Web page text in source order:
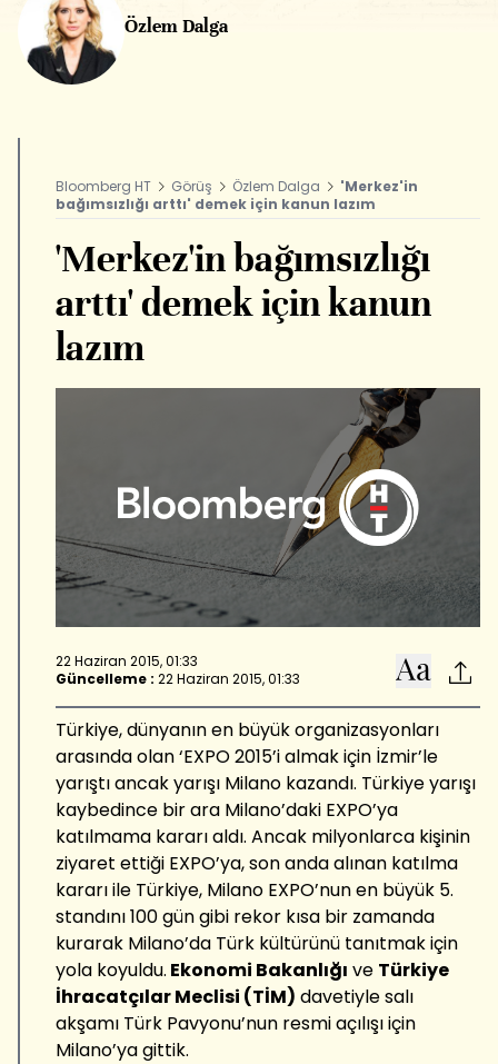
Özlem Dalga
Bloomberg HT Görüş Özlem Dalga
'Merkez'in
bağımsızlığı arttı' demek için kanun lazım
'Merkez'in bağımsızlığı
arttı' demek için kanun
lazım
22 Haziran 2015, 01:33
Güncelleme : 22 Haziran 2015, 01:33
Türkiye, dünyanın en büyük organizasyonları
arasında olan ‘EXPO 2015’i almak için İzmir’le
yarıştı ancak yarışı Milano kazandı. Türkiye yarışı
kaybedince bir ara Milano’daki EXPO’ya
katılmama kararı aldı. Ancak milyonlarca kişinin
ziyaret ettiği EXPO’ya, son anda alınan katılma
kararı ile Türkiye, Milano EXPO’nun en büyük 5.
standını 100 gün gibi rekor kısa bir zamanda
kurarak Milano’da Türk kültürünü tanıtmak için
yola koyuldu. Ekonomi Bakanlığı ve Türkiye
İhracatçılar Meclisi (TİM) davetiyle salı
akşamı Türk Pavyonu’nun resmi açılışı için
Milano’ya gittik.